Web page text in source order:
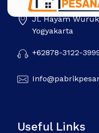
Pabrik Pesanan Tas Jl. Hayam
Yogyakarta
+62878-3122-
Useful Links